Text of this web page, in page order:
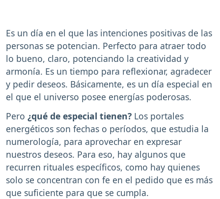
Es un día en el que las intenciones positivas de las
personas se potencian. Perfecto para atraer todo
lo bueno, claro, potenciando la creatividad y
armonía. Es un tiempo para reflexionar, agradecer
y pedir deseos. Básicamente, es un día especial en
el que el universo posee energías poderosas.
Pero ¿qué de especial tienen? Los portales
energéticos son fechas o períodos, que estudia la
numerología, para aprovechar en expresar
nuestros deseos. Para eso, hay algunos que
recurren rituales específicos, como hay quienes
solo se concentran con fe en el pedido que es más
que suficiente para que se cumpla.